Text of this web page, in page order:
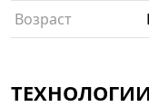
Возраст
ТЕХНОЛОГИИ